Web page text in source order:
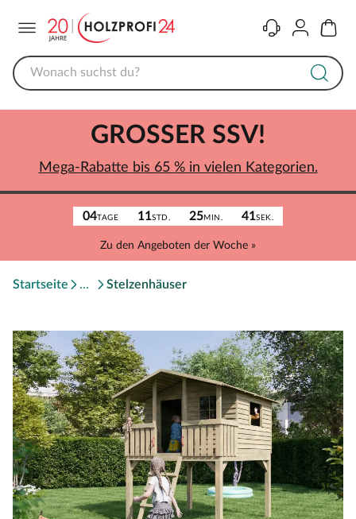
KontaktKonto
04TAGE 11STD. 25MIN. 41SEK.
Zu den Angeboten der Woche »
GROSSER SSV!
Mega-Rabatte bis 65 % in vielen Kategorien.
Startseite Stelzenhäuser